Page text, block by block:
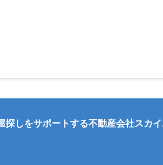
しをサポートする不動産会社スカ